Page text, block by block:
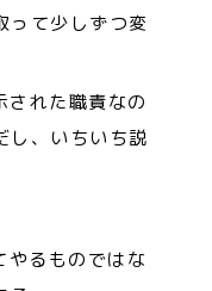
って少しずつ変
れた職責なの
し、いちいち説
るものではな